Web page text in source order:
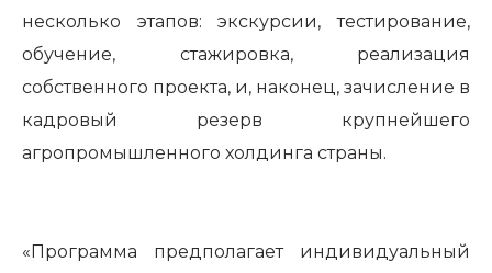
несколько этапов: экскурсии, тестирование,
обучение, стажировка, реализация
собственного проекта, и, наконец, зачисление в
кадровый резерв крупнейшего
агропромышленного холдинга страны.
«Программа предполагает индивидуальный